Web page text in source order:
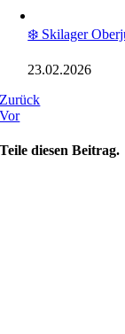
❄️ Skilager
23.02.2026
Zurück
Vor
Teile diesen Beitrag.